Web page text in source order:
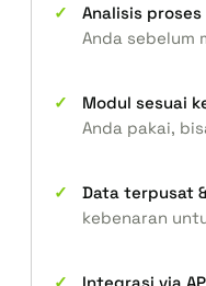
Analisis
Anda sebelum
Modul sesuai
Anda pakai,
Data terpusat
kebenaran
Integrasi via